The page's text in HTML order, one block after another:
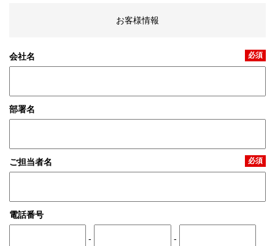
お客様情報
会社名 必須
部署名
ご担当者名 必須
電話番号
- -